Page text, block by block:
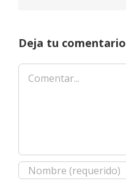
Deja tu comentario
Comentar